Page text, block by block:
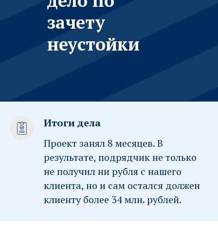
зачету
неустойки
Итоги дела
Проект занял 8 месяцев. В
результате, подрядчик не только
не получил ни рубля с нашего
клиента, но и сам остался должен
клиенту более 34 млн. рублей.